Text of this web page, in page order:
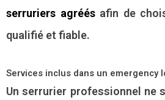
serruriers agréésafin de
qualifié et fiable.
Services inclus dans un emergency
Un serrurier professionnel ne